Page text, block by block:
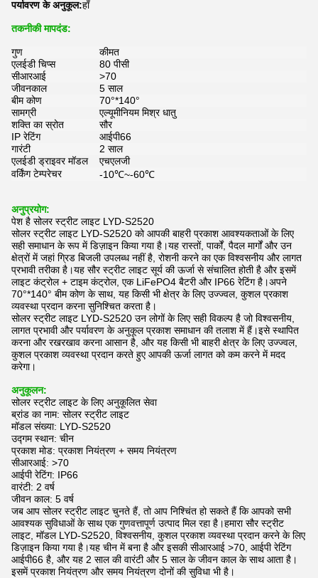
पर्यावरण के अनुकूल:हाँ
तकनीकी मापदंड:
गुण
कीमत
एलईडी चिप्स
80 पीसी
सीआरआई
>70
जीवनकाल
5 साल
बीम कोण
70°*140°
सामग्री
एल्यूमीनियम मिश्र धातु
शक्ति का स्रोत
सौर
IP रेटिंग
आईपी66
गारंटी
2 साल
एलईडी ड्राइवर मॉडल
एचएलजी
वर्किंग टेम्परेचर
-10℃~-60℃
अनुप्रयोग:
पेश है सोलर स्ट्रीट लाइट LYD-S2520
सोलर स्ट्रीट लाइट LYD-S2520 को आपकी बाहरी प्रकाश आवश्यकताओं के लिए
सही समाधान के रूप में डिज़ाइन किया गया है।यह रास्तों, पार्कों, पैदल मार्गों और उन
क्षेत्रों में जहां ग्रिड बिजली उपलब्ध नहीं है, रोशनी करने का एक विश्वसनीय और लागत
प्रभावी तरीका है।यह सौर स्ट्रीट लाइट सूर्य की ऊर्जा से संचालित होती है और इसमें
लाइट कंट्रोल + टाइम कंट्रोल, एक LiFePO4 बैटरी और IP66 रेटिंग है।अपने
70°*140° बीम कोण के साथ, यह किसी भी क्षेत्र के लिए उज्ज्वल, कुशल प्रकाश
व्यवस्था प्रदान करना सुनिश्चित करता है।
सोलर स्ट्रीट लाइट LYD-S2520 उन लोगों के लिए सही विकल्प है जो विश्वसनीय,
लागत प्रभावी और पर्यावरण के अनुकूल प्रकाश समाधान की तलाश में हैं।इसे स्थापित
करना और रखरखाव करना आसान है, और यह किसी भी बाहरी क्षेत्र के लिए उज्ज्वल,
कुशल प्रकाश व्यवस्था प्रदान करते हुए आपकी ऊर्जा लागत को कम करने में मदद
करेगा।
अनुकूलन:
सोलर स्ट्रीट लाइट के लिए अनुकूलित सेवा
ब्रांड का नाम: सोलर स्ट्रीट लाइट
मॉडल संख्या: LYD-S2520
उद्गम स्थान: चीन
प्रकाश मोड: प्रकाश नियंत्रण + समय नियंत्रण
सीआरआई: >70
आईपी ​​रेटिंग: IP66
वारंटी: 2 वर्ष
जीवन काल: 5 वर्ष
जब आप सोलर स्ट्रीट लाइट चुनते हैं, तो आप निश्चिंत हो सकते हैं कि आपको सभी
आवश्यक सुविधाओं के साथ एक गुणवत्तापूर्ण उत्पाद मिल रहा है।हमारा सौर स्ट्रीट
लाइट, मॉडल LYD-S2520, विश्वसनीय, कुशल प्रकाश व्यवस्था प्रदान करने के लिए
डिज़ाइन किया गया है।यह चीन में बना है और इसकी सीआरआई >70, आईपी रेटिंग
आईपी66 है, और यह 2 साल की वारंटी और 5 साल के जीवन काल के साथ आता है।
इसमें प्रकाश नियंत्रण और समय नियंत्रण दोनों की सुविधा भी है।